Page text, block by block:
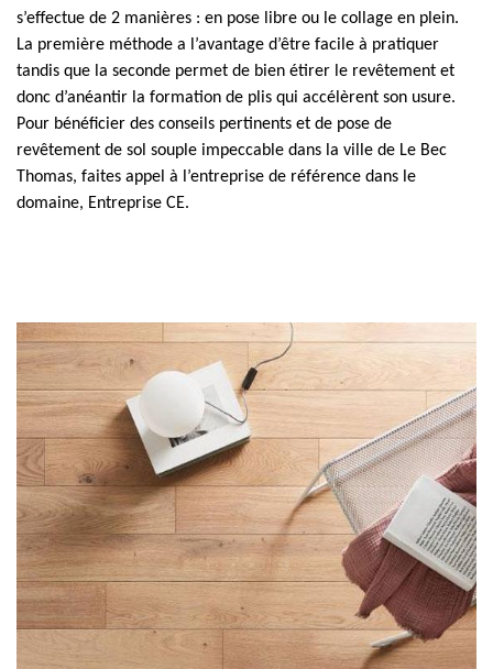
s’effectue de 2 manières : en pose libre ou le collage en plein.
La première méthode a l’avantage d’être facile à pratiquer
tandis que la seconde permet de bien étirer le revêtement et
donc d’anéantir la formation de plis qui accélèrent son usure.
Pour bénéficier des conseils pertinents et de pose de
revêtement de sol souple impeccable dans la ville de Le Bec
Thomas, faites appel à l’entreprise de référence dans le
domaine, Entreprise CE.